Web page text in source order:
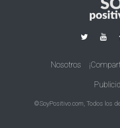
Nosotros
©SoyPositivo.com, Todos los